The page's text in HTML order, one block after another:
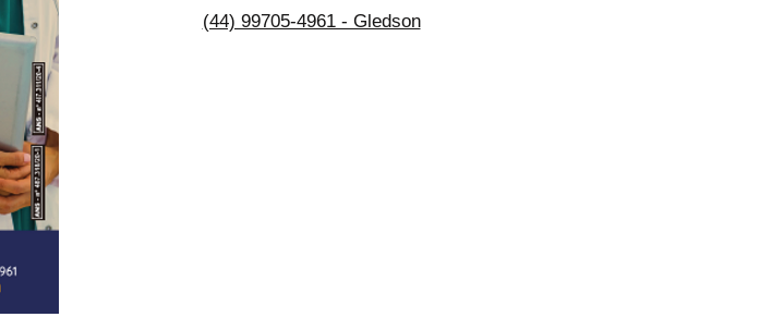
(44) 99705-4961 - Gledson